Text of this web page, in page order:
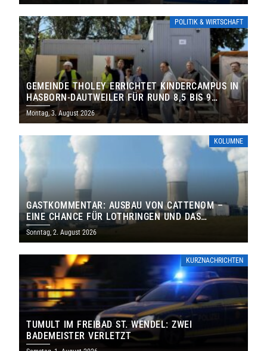
POLITIK & WIRTSCHAFT
GEMEINDE THOLEY ERRICHTET KINDERCAMPUS IN
HASBORN-DAUTWEILER FÜR RUND 8,5 BIS 9
MILLIONEN EURO
Montag, 3. August 2026
KOLUMNE
GASTKOMMENTAR: AUSBAU VON CATTENOM –
EINE CHANCE FÜR LOTHRINGEN UND DAS
SAARLAND
Sonntag, 2. August 2026
KURZNACHRICHTEN
TUMULT IM FREIBAD ST. WENDEL: ZWEI
BADEMEISTER VERLETZT